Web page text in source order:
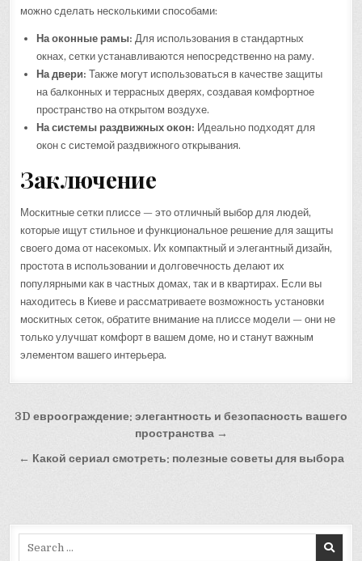
можно сделать несколькими способами:
На оконные рамы: Для использования в стандартных
окнах, сетки устанавливаются непосредственно на раму.
На двери: Также могут использоваться в качестве защиты
на балконных и террасных дверях, создавая комфортное
пространство на открытом воздухе.
На системы раздвижных окон: Идеально подходят для
окон с системой раздвижного открывания.
Заключение
Москитные сетки плиссе — это отличный выбор для людей,
которые ищут стильное и функциональное решение для защиты
своего дома от насекомых. Их компактный и элегантный дизайн,
простота в использовании и долговечность делают их
популярными как в частных домах, так и в квартирах. Если вы
находитесь в Киеве и рассматриваете возможность установки
москитных сеток, обратите внимание на плиссе модели — они не
только улучшат комфорт в вашем доме, но и станут важным
элементом вашего интерьера.
Навигация
записям
3D евроограждение: элегантность и безопасность вашего
пространства →
← Какой сериал смотреть: полезные советы для выбора